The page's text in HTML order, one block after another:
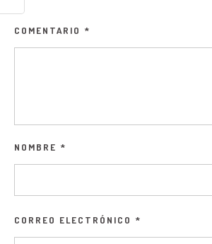
COMENTARIO *
NOMBRE *
CORREO ELECTRÓNICO *